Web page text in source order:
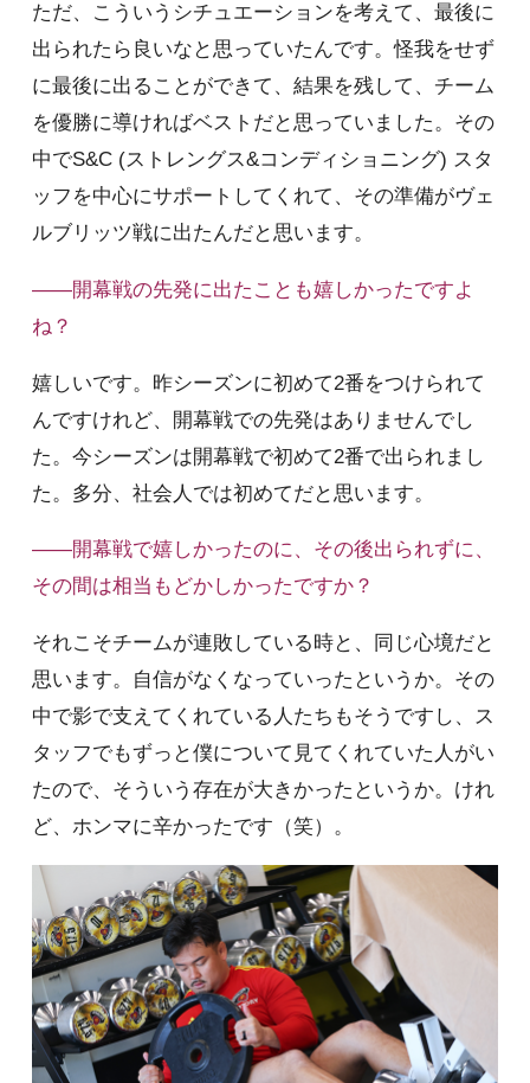
ただ、こういうシチュエーションを考えて、最後に
出られたら良いなと思っていたんです。怪我をせず
に最後に出ることができて、結果を残して、チーム
を優勝に導ければベストだと思っていました。その
中でS&C (ストレングス&コンディショニング) スタ
ッフを中心にサポートしてくれて、その準備がヴェ
ルブリッツ戦に出たんだと思います。
――開幕戦の先発に出たことも嬉しかったですよ
ね？
嬉しいです。昨シーズンに初めて2番をつけられて
んですけれど、開幕戦での先発はありませんでし
た。今シーズンは開幕戦で初めて2番で出られまし
た。多分、社会人では初めてだと思います。
――開幕戦で嬉しかったのに、その後出られずに、
その間は相当もどかしかったですか？
それこそチームが連敗している時と、同じ心境だと
思います。自信がなくなっていったというか。その
中で影で支えてくれている人たちもそうですし、ス
タッフでもずっと僕について見てくれていた人がい
たので、そういう存在が大きかったというか。けれ
ど、ホンマに辛かったです（笑）。